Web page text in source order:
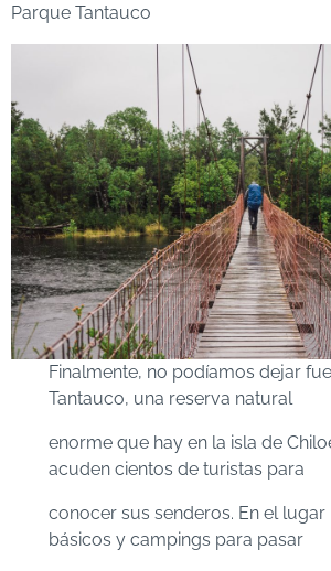
Parque Tantauco
Finalmente, no podíamos dejar
Tantauco, una reserva natural
enorme que hay en la isla de
acuden cientos de turistas para
conocer sus senderos. En el lugar
básicos y campings para pasar